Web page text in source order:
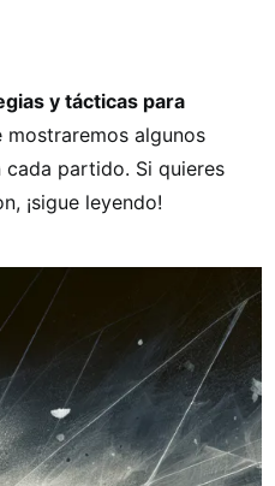
y tácticas para
algunos
partido. Si quieres
¡sigue leyendo!